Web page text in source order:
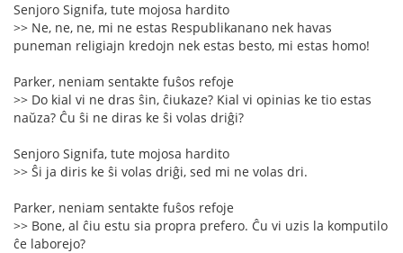
Senjoro Signifa, tute mojosa hardito
>> Ne, ne, ne, mi ne estas Respublikanano nek havas
puneman religiajn kredojn nek estas besto, mi estas homo!
Parker, neniam sentakte fuŝos refoje
>> Do kial vi ne dras ŝin, ĉiukaze? Kial vi opinias ke tio estas
naŭza? Ĉu ŝi ne diras ke ŝi volas driĝi?
Senjoro Signifa, tute mojosa hardito
>> Ŝi ja diris ke ŝi volas driĝi, sed mi ne volas dri.
Parker, neniam sentakte fuŝos refoje
>> Bone, al ĉiu estu sia propra prefero. Ĉu vi uzis la komputilo
ĉe laborejo?